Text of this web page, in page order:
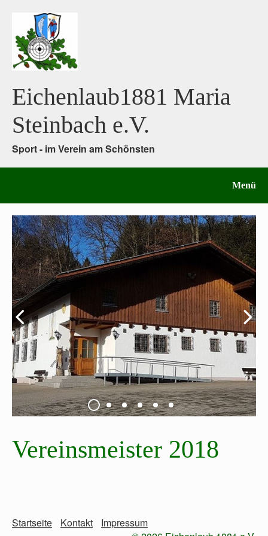
Eichenlaub1881 Maria
Steinbach e.V.
Sport - im Verein am Schönsten
Menü
Vereinsmeister 2018
Startseite Kontakt
Impressum